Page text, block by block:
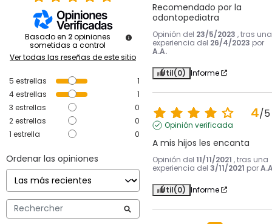
Basado en 2 opiniones
sometidas a control
Ver todas las reseñas de este sitio
5 estrellas
1
4estrellas
1
3 estrellas
0
2estrellas
0
1 estrella 0
Ordenar las opiniones
Recomendado por la
odontopediatra
Opinión del 23/5/2023 , tras una
experiencia del 26/4/2023 por
A.A.
Útil(0) Informe
4/5
Opinión verificada
A mis hijos les encanta
Opinión del 11/11/2021 , tras una
experiencia del 3/11/2021 por
Útil(0) Informe